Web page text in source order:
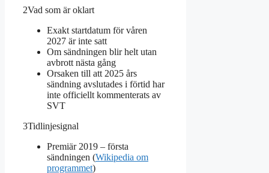
2Vad som är oklart
Exakt startdatum för våren
2027 är inte satt
Om sändningen blir helt utan
avbrott nästa gång
Orsaken till att 2025 års
sändning avslutades i förtid har
inte officiellt kommenterats av
SVT
3Tidlinjesignal
Premiär 2019 – första
sändningen (Wikipedia om
programmet)